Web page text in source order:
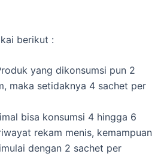
berikut :
yang dikonsumsi pun 2
maka setidaknya 4 sachet per
bisa konsumsi 4 hingga 6
rekam menis, kemampuan
dengan 2 sachet per